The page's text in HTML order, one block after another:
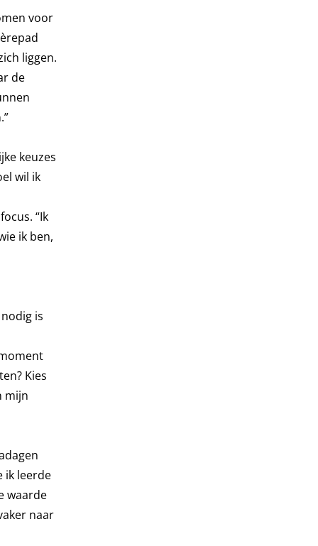
voor
liggen.
de
keuzes
wil ik
“Ik
ik ben,
is
Kies
mijn
ik leerde
waarde
naar